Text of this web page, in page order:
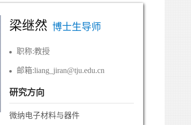
梁继然 博士生导师
职称:教授
邮箱:liang_jiran@tju.edu.cn
研究方向
微纳电子材料与器件